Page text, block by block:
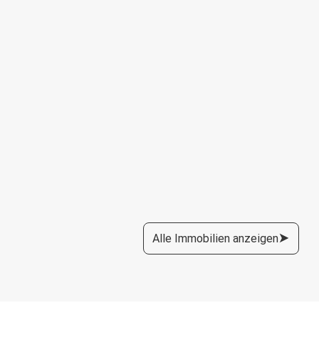
Alle Immobilien anzeigen